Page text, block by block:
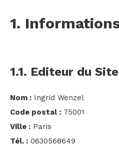
1.
1.1. Editeur du Site
Nom : Ingrid Wenzel
Code postal : 75001
Ville : Paris
Tél. : 0630568649